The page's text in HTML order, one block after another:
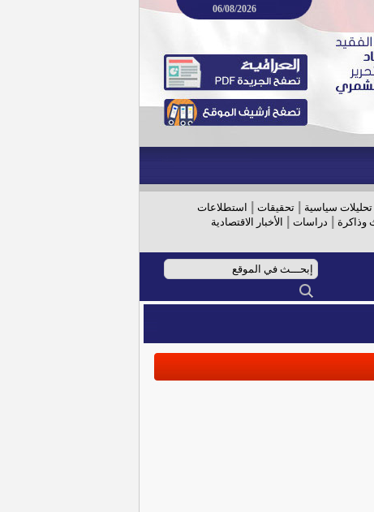
06/08/2026
تحليلات سياسية تحقيقات
استطلاعات
وذاكرة دراسات
الأخبار الاقتصادية